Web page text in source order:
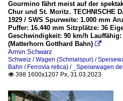
Gourmino fährt meist auf der
Chur und St. Moritz. TECHNISCHE
1929 / SWS Spurweite: 1.000 mm
Puffer: 16.440 mm Sitzplätze: 36
Geschwindigkeit: 90 km/h Lauffähig:
(Matterhorn Gotthard Bahn) 
Armin Schwarz
Schweiz / Wagen (Schmalspur) /
Bahn / Ferrovia retica) / _Speisewagen
 398 1600x1207 Px, 31.03.2023